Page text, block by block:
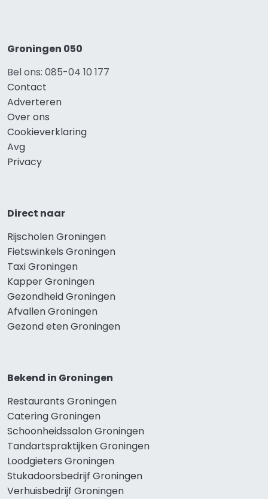
Groningen 050
Bel ons: 085-04 10 177
Contact
Adverteren
Over ons
Cookieverklaring
Avg
Privacy
Direct naar
Rijscholen Groningen
Fietswinkels Groningen
Taxi Groningen
Kapper Groningen
Gezondheid Groningen
Afvallen Groningen
Gezond eten Groningen
Bekend in Groningen
Restaurants Groningen
Catering Groningen
Schoonheidssalon Groningen
Tandartspraktijken Groningen
Loodgieters Groningen
Stukadoorsbedrijf Groningen
Verhuisbedrijf Groningen